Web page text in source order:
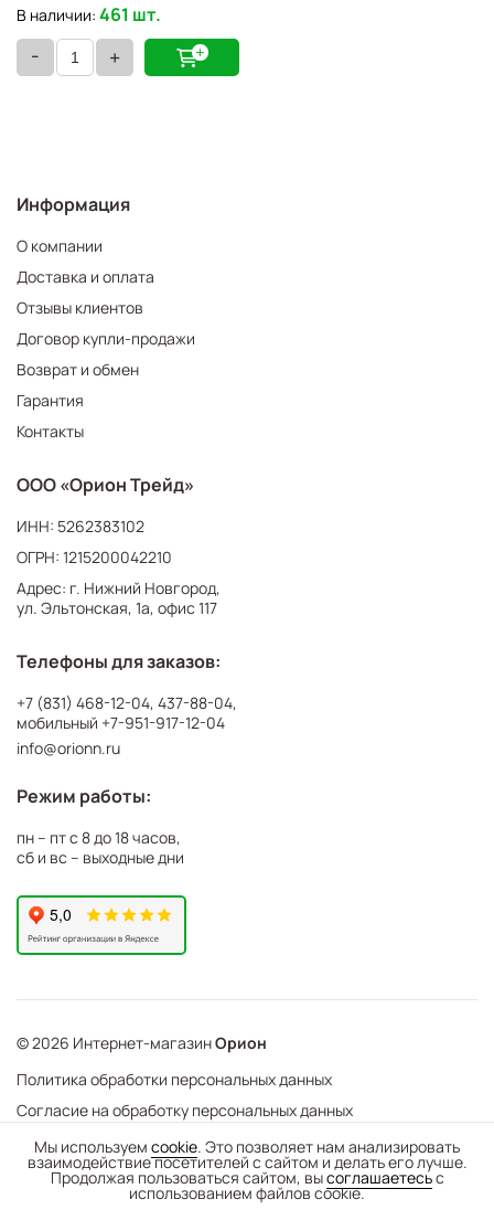
Мы используем cookie. Это позволяет нам анализировать
взаимодействие посетителей с сайтом и делать его лучше.
Продолжая пользоваться сайтом, высоглашаетесьс
использованием файлов cookie.
- + В корзину
В наличии: 461 шт.
- +
Информация
О компании
Доставка и оплата
Отзывы клиентов
Договор купли-продажи
Возврат и обмен
Гарантия
Контакты
ООО «Орион Трейд»
ИНН: 5262383102
ОГРН: 1215200042210
Адрес: г. Нижний Новгород,
ул. Эльтонская, 1а, офис 117
Телефоны для заказов:
+7 (831) 468-12-04, 437-88-04,
мобильный +7-951-917-12-04
info@orionn.ru
Режим работы:
пн – пт с 8 до 18 часов,
сб и вс – выходные дни
© 2026 Интернет-магазинОрион
Политика обработки персональных данных
Согласие на обработку персональных данных
Web Механика
- создание интернет-магазинов